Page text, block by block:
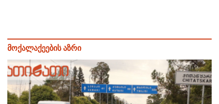
მოქალაქეების აზრი